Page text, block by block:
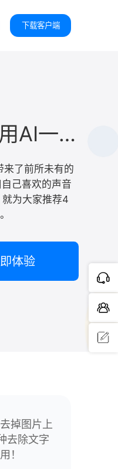
下载客户端
ai翻唱怎么弄？这4款工具用AI一键免费翻唱任意歌曲！
来了前所未有的
己喜欢的声音
为大家推荐4
体验
掉图片上
去除文字
！